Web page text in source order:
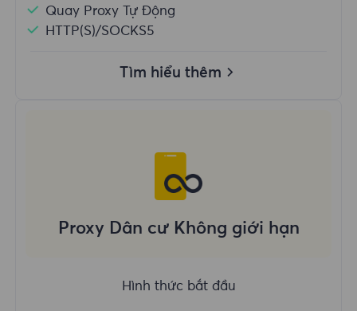
Quay Proxy Tự Động
HTTP(S)/SOCKS5
Tìm hiểu thêm
Proxy Dân cư Không giới hạn
Hình thức bắt đầu